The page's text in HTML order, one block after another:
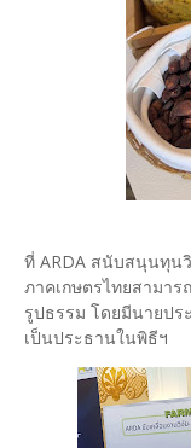
ที่ ARDA สนับสนุนทุน
ภาคเกษตรไทยสามาร
รูปธรรม โดยมีนายป
เป็นประธานในพิธีฯ